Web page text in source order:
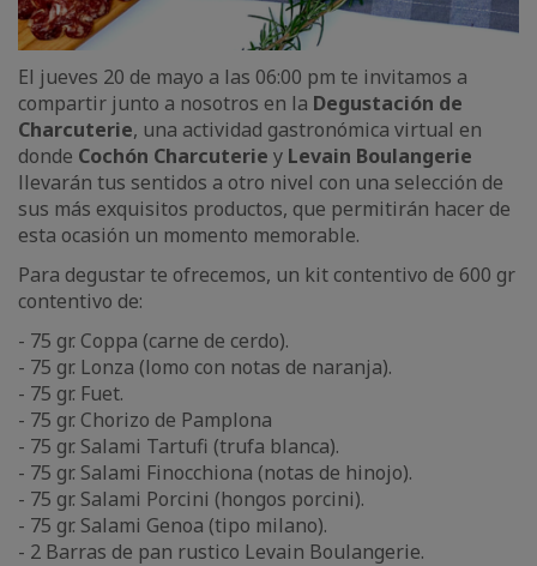
El jueves 20 de mayo a las 06:00 pm te invitamos a
compartir junto a nosotros en la Degustación de
Charcuterie, una actividad gastronómica virtual en
donde Cochón Charcuterie y Levain Boulangerie
llevarán tus sentidos a otro nivel con una selección de
sus más exquisitos productos, que permitirán hacer de
esta ocasión un momento memorable.
Para degustar te ofrecemos, un kit contentivo de 600 gr
contentivo de:
- 75 gr. Coppa (carne de cerdo).
- 75 gr. Lonza (lomo con notas de naranja).
- 75 gr. Fuet.
- 75 gr. Chorizo de Pamplona
- 75 gr. Salami Tartufi (trufa blanca).
- 75 gr. Salami Finocchiona (notas de hinojo).
- 75 gr. Salami Porcini (hongos porcini).
- 75 gr. Salami Genoa (tipo milano).
- 2 Barras de pan rustico Levain Boulangerie.